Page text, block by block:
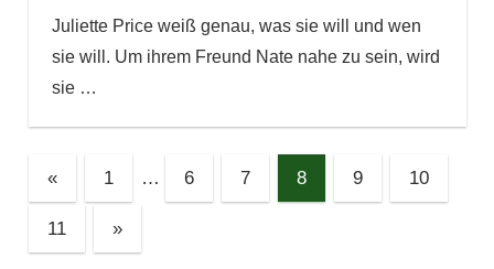
Juliette Price weiß genau, was sie will und wen
sie will. Um ihrem Freund Nate nahe zu sein, wird
sie …
Seitennummerierung
der
Beiträge
«Vorherige
Beiträge
1 … 6 7 8 9 10
11
Nächste
Beiträge
»